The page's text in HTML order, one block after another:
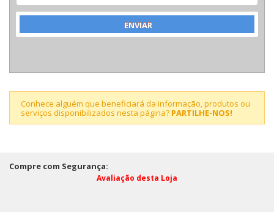
Conhece alguém que beneficiará da informação, produtos ou
serviços disponibilizados nesta página? PARTILHE-NOS!
Compre com Segurança:
Avaliação desta Loja